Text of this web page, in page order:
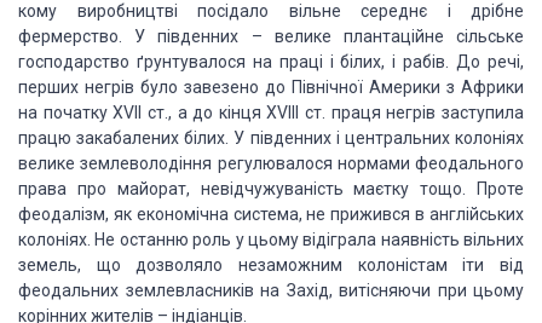
кому виробництві посідало вільне середнє і дрібне
фермерство. У південних – велике плантаційне сільське
господарство ґрунту­валося на праці і білих, і рабів. До речі,
перших негрів було заве­зено до Північної Америки з Африки
на початку XVII ст., а до кінця XVIII ст. праця негрів заступила
працю закабалених білих. У південних і центральних колоніях
велике землеволодіння регу­лювалося нормами феодального
права про майорат, невідчужуваність маєтку тощо. Проте
феодалізм, як економічна система, не прижився в англійських
колоніях. Не останню роль у цьому віді­грала наявність вільних
земель, що дозволяло незаможним колоні­стам іти від
феодальних землевласників на Захід, витісняючи при цьому
корінних жителів – індіанців.